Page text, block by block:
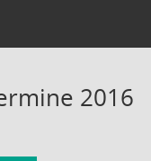
2016